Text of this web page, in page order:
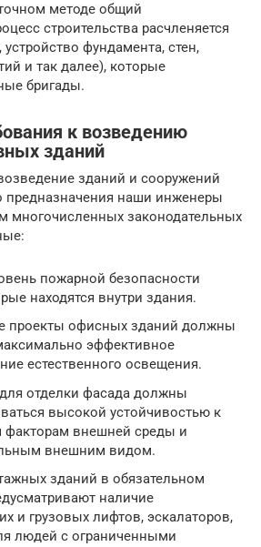
методе общий
строительства расчленяется
фундамента, стен,
и так далее), которые
бригады.
к возведению
зданий
зданий и сооружений
предназначения наши инженеры
многочисленных законодательных
пожарной безопасности
находятся внутри здания.
проекты офисных зданий должны
эффективное
естественного освещения.
отделки фасада должны
высокой устойчивостью к
факторам внешней среды и
внешним видом.
зданий в обязательном
наличие
и грузовых лифтов, эскалаторов,
людей с ограниченными